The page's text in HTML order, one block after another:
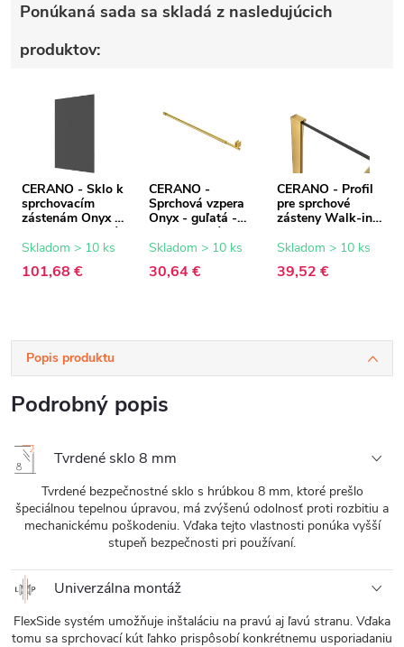
Ponúkaná sada sa skladá z nasledujúcich
produktov:
CERANO - Sklo k
sprchovacím
zástenám Onyx -
8 mm - grafitové
sklo - 50x200 cm
Skladom > 10 ks
101,68 €
CERANO -
Sprchová vzpera
Onyx - guľatá -
teleskopická -
zlatá - 77-140 cm
Skladom > 10 ks
30,64 €
CERANO - Profil
pre sprchové
zásteny Walk-in
zlatá - 15 mm
Skladom > 10 ks
39,52 €
Popis produktu
Podrobný popis
Tvrdené sklo 8 mm
Tvrdené bezpečnostné sklo s hrúbkou 8 mm, ktoré prešlo
špeciálnou tepelnou úpravou, má zvýšenú odolnosť proti rozbitiu a
mechanickému poškodeniu. Vďaka tejto vlastnosti ponúka vyšší
stupeň bezpečnosti pri používaní.
Univerzálna montáž
FlexSide systém umožňuje inštaláciu na pravú aj ľavú stranu. Vďaka
tomu sa sprchovací kút ľahko prispôsobí konkrétnemu usporiadaniu